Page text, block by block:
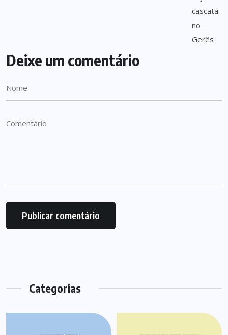
Deixe um comentário
Categorias